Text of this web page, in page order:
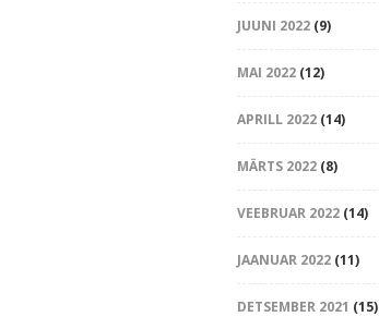
JUUNI 2022(9)
MAI 2022(12)
APRILL 2022(14)
MÄRTS 2022(8)
VEEBRUAR 2022(14)
JAANUAR 2022(11)
DETSEMBER 2021 (15)